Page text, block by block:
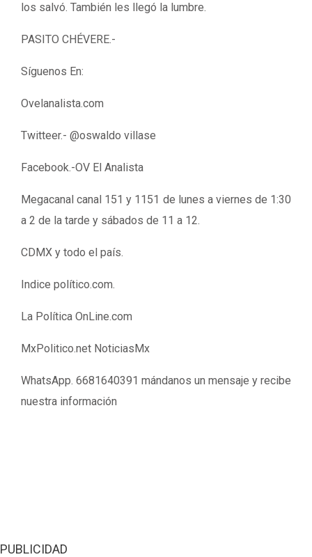
los salvó. También les llegó la lumbre.
PASITO CHÉVERE.-
Síguenos En:
Ovelanalista.com
Twitteer.- @oswaldo villase
Facebook.-OV El Analista
Megacanal canal 151 y 1151 de lunes a viernes de 1:30
a 2 de la tarde y sábados de 11 a 12.
CDMX y todo el país.
Indice político.com.
La Política OnLine.com
MxPolitico.net NoticiasMx
WhatsApp. 6681640391 mándanos un mensaje y recibe
nuestra información
PUBLICIDAD